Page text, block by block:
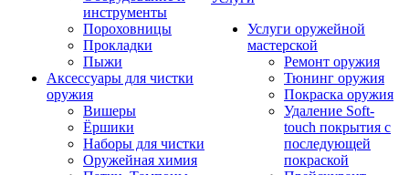
инструменты
Пороховницы
Прокладки
Пыжи
Аксессуары для чистки
оружия
Вишеры
Ёршики
Наборы для чистки
Оружейная химия
Услуги оружейной
мастерской
Ремонт оружия
Тюнинг оружия
Покраска оружия
Удаление Soft-
touch покрытия с
последующей
покраской